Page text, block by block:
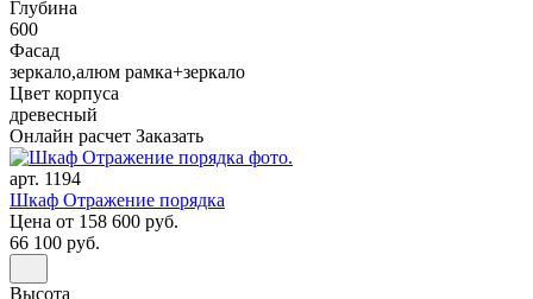
Глубина
600
Фасад
зеркало,алюм рамка+зеркало
Цвет корпуса
древесный
Онлайн расчет Заказать
арт. 1194
Шкаф Отражение порядка
Цена от 158 600 руб.
66 100 руб.
Высота